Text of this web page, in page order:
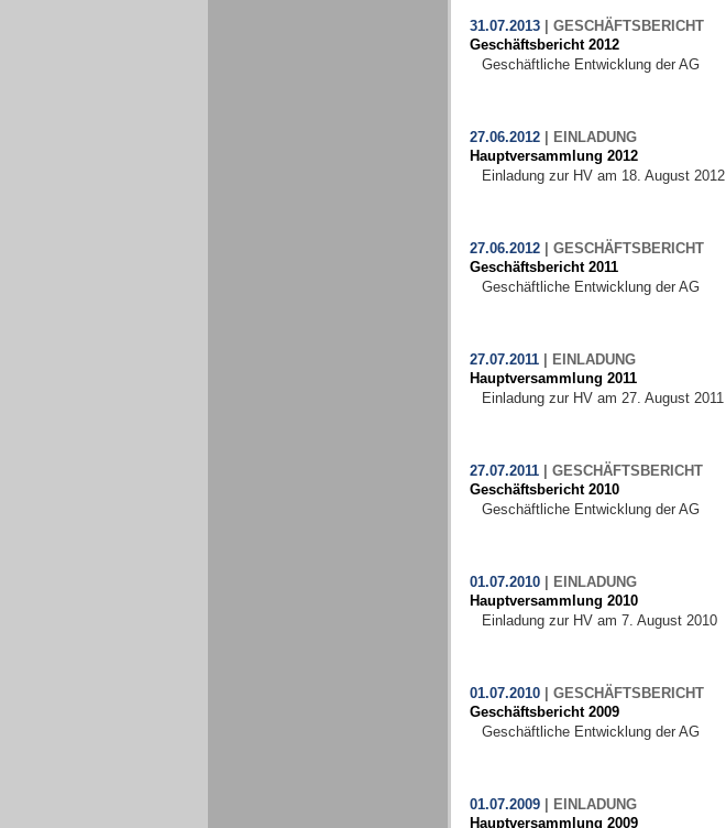
31.07.2013| GESCHÄFTSBERICHT
Geschäftsbericht 2012
Geschäftliche Entwicklung der AG
27.06.2012|
EINLADUNG
Hauptversammlung 2012
Einladung zur HV am 18. August 2012
27.06.2012| GESCHÄFTSBERICHT
Geschäftsbericht 2011
Geschäftliche Entwicklung der AG
27.07.2011|
EINLADUNG
Hauptversammlung 2011
Einladung zur HV am 27. August 2011
27.07.2011| GESCHÄFTSBERICHT
Geschäftsbericht 2010
Geschäftliche Entwicklung der AG
01.07.2010|
EINLADUNG
Hauptversammlung 2010
Einladung zur HV am 7. August 2010
01.07.2010| GESCHÄFTSBERICHT
Geschäftsbericht 2009
Geschäftliche Entwicklung der AG
01.07.2009|
EINLADUNG
Hauptversammlung 2009